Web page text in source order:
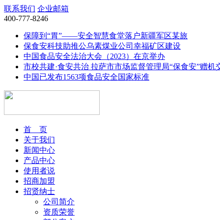
联系我们 企业邮箱
400-777-8246
保障到“胃”——安全智慧食堂落户新疆军区某旅
保食安科技助推公乌素煤业公司幸福矿区建设
中国食品安全法治大会（2023）在京举办
市校共建·食安共治 拉萨市市场监督管理局“保食安”赠机
中国已发布1563项食品安全国家标准
首 页
关于我们
新闻中心
产品中心
使用者说
招商加盟
招贤纳士
公司简介
资质荣誉